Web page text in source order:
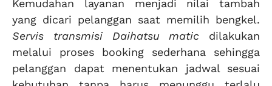
Kemudahan layanan menjadi nilai tambah
yang dicari pelanggan saat memilih bengkel.
Servis transmisi Daihatsu matic dilakukan
melalui proses booking sederhana sehingga
pelanggan dapat menentukan jadwal sesuai